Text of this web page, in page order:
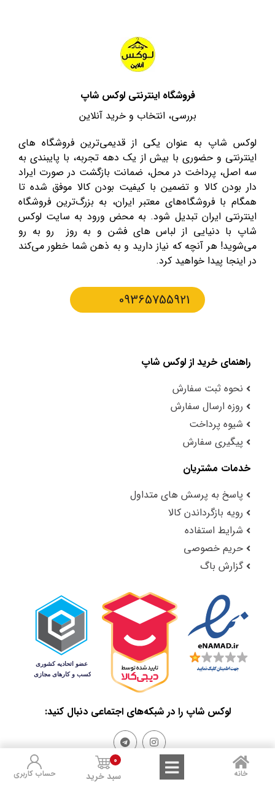
فروشگاه اینترنتی لوکس شاپ
بررسی، انتخاب و خرید آنلاین
لوکس شاپ به عنوان یکی از قدیمی‌ترین فروشگاه های
اینترنتی و حضوری با بیش از یک دهه تجربه، با پایبندی به
سه اصل، پرداخت در محل، ضمانت بازگشت در صورت ایراد
دار بودن کالا و تضمین با کیفیت بودن کالا موفق شده تا
همگام با فروشگاه‌های معتبر ایران، به بزرگ‌ترین فروشگاه
اینترنتی ایران تبدیل شود. به محض ورود به سایت لوکس
شاپ با دنیایی از لباس های فشن و به روز رو به رو
می‌شوید! هر آنچه که نیاز دارید و به ذهن شما خطور می‌کند
در اینجا پیدا خواهید کرد.
09365755921
راهنمای خرید از لوکس شاپ
نحوه ثبت سفارش
روزه ارسال سفارش
شیوه پرداخت
پیگیری سفارش
خدمات مشتریان
پاسخ به پرسش های متداول
رویه بازگرداندن کالا
شرایط استفاده
حریم خصوصی
گزارش باگ
لوکس شاپ را در شبکه‌های اجتماعی دنبال کنید:
خانه سبد خرید
0
حساب کاربری